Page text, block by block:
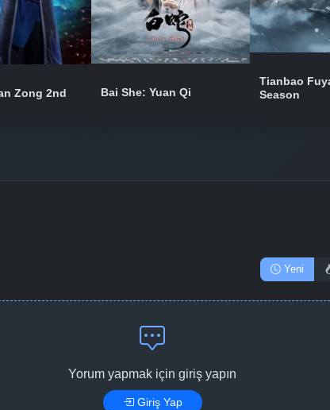
Bölüm No: 12
Bölüm No: 13
Zong 2nd
Bai She: Yuan Qi
Tianbao
Season
Yeni
Yorum yapmak için giriş yapın
Giriş Yap